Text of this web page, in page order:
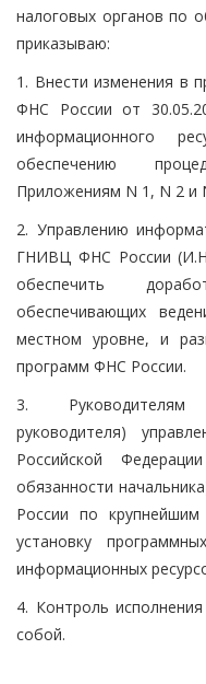
налоговых органов по
приказываю:
1. Внести изменения в
ФНС России от
информационного
обеспечению
Приложениям N 1, N 2 и
2. Управлению
ГНИВЦ ФНС России
обеспечить
обеспечивающих
местном уровне, и
программ ФНС России.
3. Руководителям
руководителя)
Российской
обязанности
России по крупнейшим
установку
информационных
4. Контроль
собой.